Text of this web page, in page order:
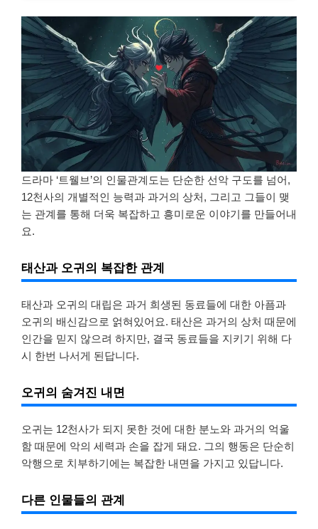
드라마 ‘트웰브’의 인물관계도는 단순한 선악 구도를 넘어,
12천사의 개별적인 능력과 과거의 상처, 그리고 그들이 맺
는 관계를 통해 더욱 복잡하고 흥미로운 이야기를 만들어내
요.
태산과 오귀의 복잡한 관계
태산과 오귀의 대립은 과거 희생된 동료들에 대한 아픔과
오귀의 배신감으로 얽혀있어요. 태산은 과거의 상처 때문에
인간을 믿지 않으려 하지만, 결국 동료들을 지키기 위해 다
시 한번 나서게 된답니다.
오귀의 숨겨진 내면
오귀는 12천사가 되지 못한 것에 대한 분노와 과거의 억울
함 때문에 악의 세력과 손을 잡게 돼요. 그의 행동은 단순히
악행으로 치부하기에는 복잡한 내면을 가지고 있답니다.
다른 인물들의 관계